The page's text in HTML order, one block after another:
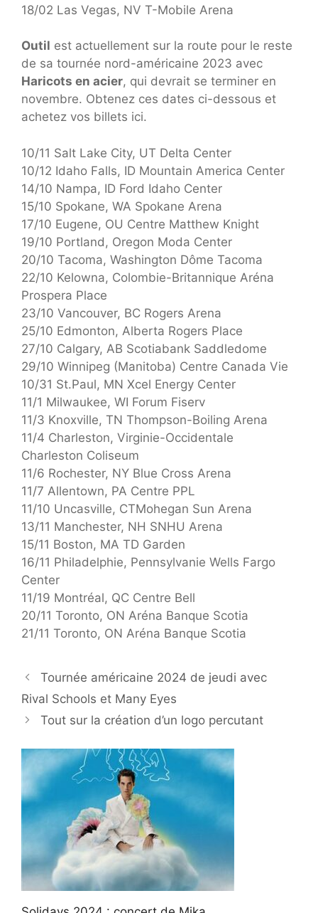
18/02 Las Vegas, NV T-Mobile Arena
Outil est actuellement sur la route pour le reste
de sa tournée nord-américaine 2023 avec
Haricots en acier, qui devrait se terminer en
novembre. Obtenez ces dates ci-dessous et
achetez vos billets ici.
10/11 Salt Lake City, UT Delta Center
10/12 Idaho Falls, ID Mountain America Center
14/10 Nampa, ID Ford Idaho Center
15/10 Spokane, WA Spokane Arena
17/10 Eugene, OU Centre Matthew Knight
19/10 Portland, Oregon Moda Center
20/10 Tacoma, Washington Dôme Tacoma
22/10 Kelowna, Colombie-Britannique Aréna
Prospera Place
23/10 Vancouver, BC Rogers Arena
25/10 Edmonton, Alberta Rogers Place
27/10 Calgary, AB Scotiabank Saddledome
29/10 Winnipeg (Manitoba) Centre Canada Vie
10/31 St.Paul, MN Xcel Energy Center
11/1 Milwaukee, WI Forum Fiserv
11/3 Knoxville, TN Thompson-Boiling Arena
11/4 Charleston, Virginie-Occidentale
Charleston Coliseum
11/6 Rochester, NY Blue Cross Arena
11/7 Allentown, PA Centre PPL
11/10 Uncasville, CTMohegan Sun Arena
13/11 Manchester, NH SNHU Arena
15/11 Boston, MA TD Garden
16/11 Philadelphie, Pennsylvanie Wells Fargo
Center
11/19 Montréal, QC Centre Bell
20/11 Toronto, ON Aréna Banque Scotia
21/11 Toronto, ON Aréna Banque Scotia
Tournée américaine 2024 de jeudi avec
Rival Schools et Many Eyes
Tout sur la création d’un logo percutant